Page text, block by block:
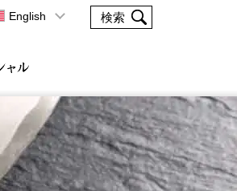
English